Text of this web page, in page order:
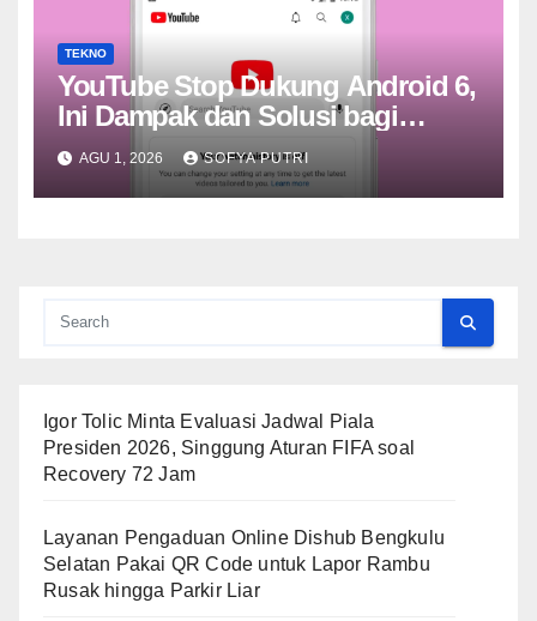
TEKNO
YouTube Stop Dukung Android 6,
Ini Dampak dan Solusi bagi
Pengguna
AGU 1, 2026 SOFYA PUTRI
Igor Tolic Minta Evaluasi Jadwal Piala
Presiden 2026, Singgung Aturan FIFA soal
Recovery 72 Jam
Layanan Pengaduan Online Dishub Bengkulu
Selatan Pakai QR Code untuk Lapor Rambu
Rusak hingga Parkir Liar